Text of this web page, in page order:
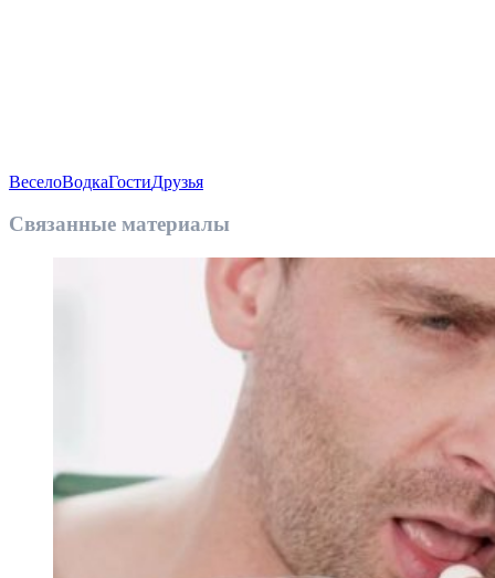
ВеселоВодкаГостиДрузья
Связанные материалы